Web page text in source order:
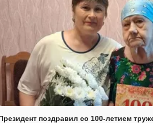
поздравил со 100-летием